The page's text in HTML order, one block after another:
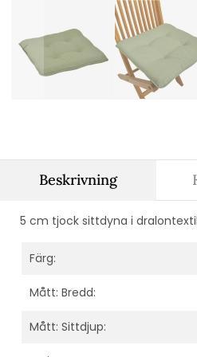
Beskrivning
5 cm tjock sittdyna i
Färg:
Mått: Bredd:
Mått: Sittdjup: